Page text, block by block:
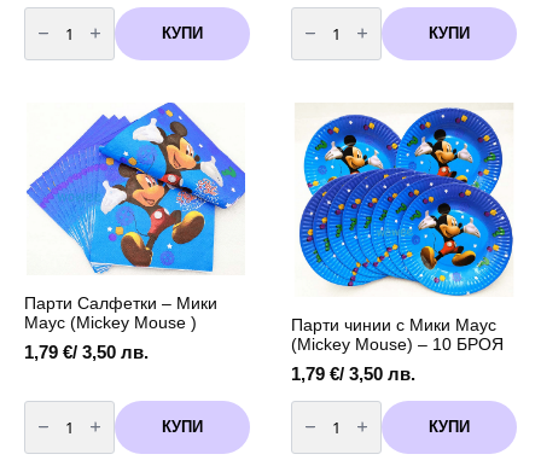
количество
за
Парти
сламки
Mickey
Mouse)
10
броя
КУПИ
количество
за
Парти
свирки
Mickey
Mouse)
броя
КУПИ
Парти Салфетки – Мики
Маус (Mickey Mouse )
1,79 €/ 3,50 лв.
количество
за
Парти
Салфетки
КУПИ
Парти чинии с Мики Маус
(Mickey Mouse) – 10 БРОЯ
1,79 €/ 3,50 лв.
количество
за
Парти
чинии
КУПИ